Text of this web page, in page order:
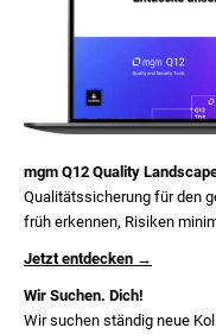
mgm Q12 Quality
Qualitätssicherung für den
früh erkennen, Risiken
Jetzt entdecken →
Wir Suchen. Dich!
Wir suchen ständig neue